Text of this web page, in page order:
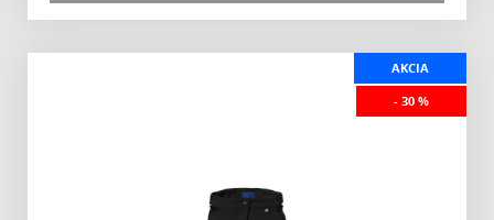
AKCIA
- 30 %